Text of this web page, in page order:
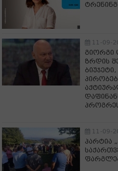
11-09-
გიორგი
ზრდის
11-09-
პარტია